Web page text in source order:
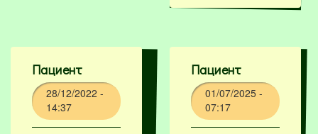
Пациент
28/12/2022 -
14:37
Пациент
01/07/2025 -
07:17